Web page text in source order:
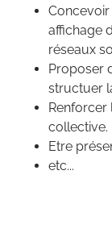
affichage
réseaux
Proposer
structuer
Renforcer
collective.
Etre
etc...